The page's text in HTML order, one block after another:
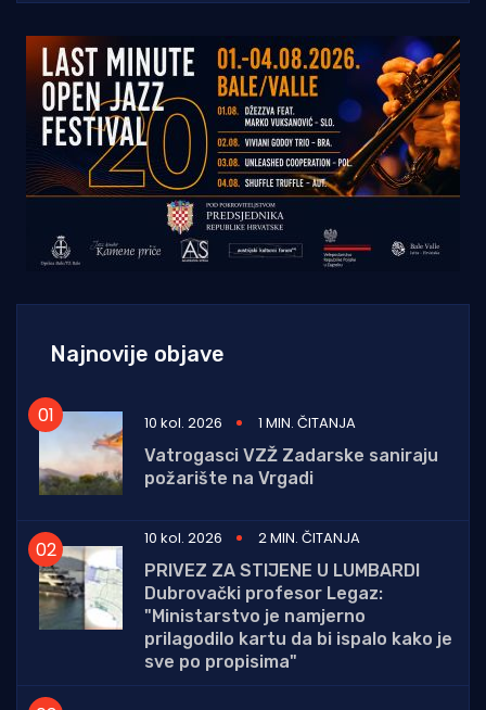
Najnovije objave
10 kol. 2026
1 MIN. ČITANJA
Vatrogasci VZŽ Zadarske saniraju
požarište na Vrgadi
10 kol. 2026
2 MIN. ČITANJA
PRIVEZ ZA STIJENE U LUMBARDI
Dubrovački profesor Legaz:
"Ministarstvo je namjerno
prilagodilo kartu da bi ispalo kako je
sve po propisima"